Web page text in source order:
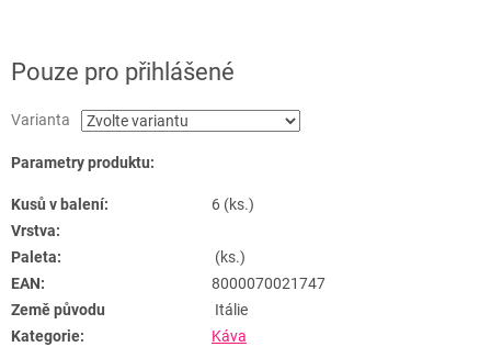
Pouze pro přihlášené
Varianta
Parametry produktu:
Kusů v balení:
6 (ks.)
Vrstva:
Paleta:
(ks.)
EAN:
8000070021747
Země původu
Itálie
Kategorie:
Káva